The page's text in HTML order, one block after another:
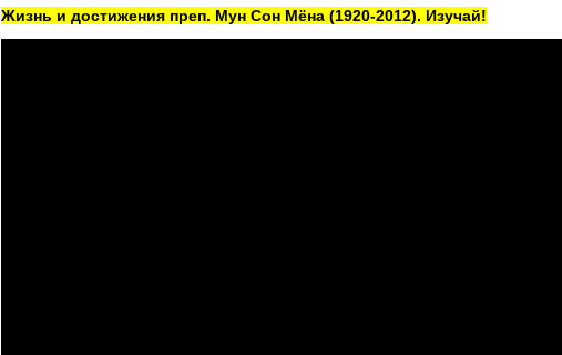
Жизнь и достижения преп. Мун Сон Мёна (1920-2012). Изучай!